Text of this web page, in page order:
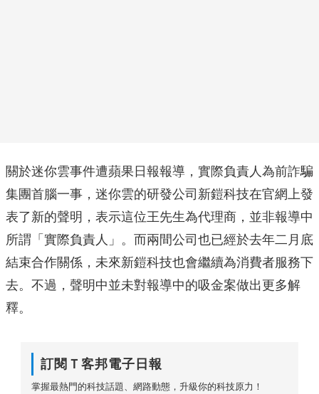
關於迷你雲事件遭蘋果日報報導，實際負責人為前詐騙
集團首腦一事，迷你雲的研發公司新鎧科技在官網上發
表了新的聲明，表示這位王先生為代理商，並非報導中
所謂「實際負責人」。而兩間公司也已經於去年二月底
結束合作關係，未來新鎧科技也會繼續為消費者服務下
去。不過，聲明中並未對報導中的吸金案做出更多解
釋。
訂閱Ｔ客邦電子日報
掌握最熱門的科技話題、網路動態，升級你的科技原力！